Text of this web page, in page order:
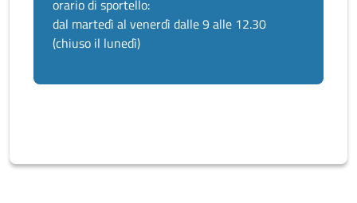
orario di sportello:
dal martedì al venerdì dalle 9 alle 12.30
(chiuso il lunedì)